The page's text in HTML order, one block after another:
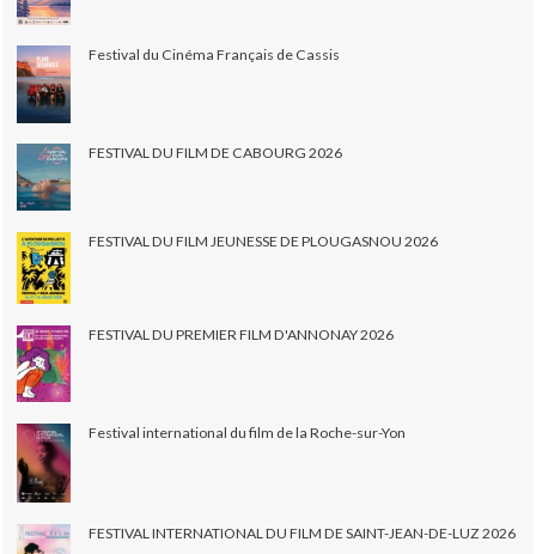
Festival du Cinéma Français de Cassis
FESTIVAL DU FILM DE CABOURG 2026
FESTIVAL DU FILM JEUNESSE DE PLOUGASNOU 2026
FESTIVAL DU PREMIER FILM D'ANNONAY 2026
Festival international du film de la Roche-sur-Yon
FESTIVAL INTERNATIONAL DU FILM DE SAINT-JEAN-DE-LUZ 2026